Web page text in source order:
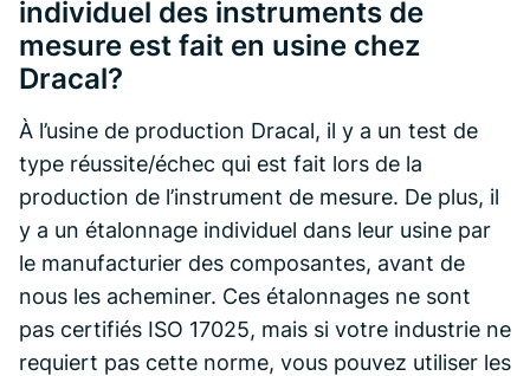
individuel des instruments de
mesure est fait en usine chez
Dracal?
À l’usine de production Dracal, il y a un test de
type réussite/échec qui est fait lors de la
production de l’instrument de mesure. De plus, il
y a un étalonnage individuel dans leur usine par
le manufacturier des composantes, avant de
nous les acheminer. Ces étalonnages ne sont
pas certifiés ISO 17025, mais si votre industrie ne
requiert pas cette norme, vous pouvez utiliser les